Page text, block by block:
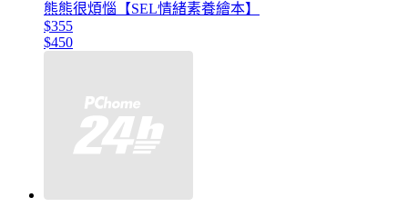
熊熊很煩惱【SEL情緒素養繪本】
$355
$450